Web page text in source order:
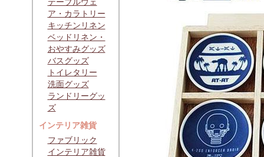
ア・カラトリー
キッチンリネン
ベッドリネン・
おやすみグッズ
バスグッズ
トイレタリー
洗面グッズ
ランドリーグッ
ズ
インテリア雑貨
ファブリック
インテリア雑貨